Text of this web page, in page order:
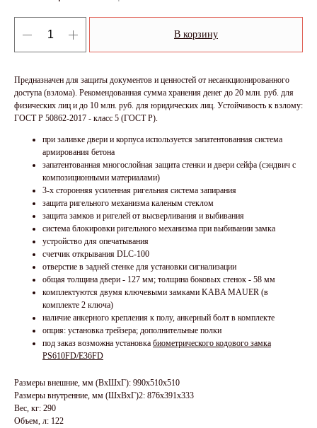
В корзину
Предназначен для защиты документов и ценностей от несанкционированного
доступа (взлома). Рекомендованная сумма хранения денег до 20 млн. руб. для
физических лиц и до 10 млн. руб. для юридических лиц. Устойчивость к взлому:
ГОСТ Р 50862-2017 - класс 5 (ГОСТ Р).
при заливке двери и корпуса используется запатентованная система
армирования бетона
запатентованная многослойная защита стенки и двери сейфа (сэндвич с
композиционными материалами)
3-х сторонняя усиленная ригельная система запирания
защита ригельного механизма каленым стеклом
защита замков и ригелей от высверливания и выбивания
система блокировки ригельного механизма при выбивании замка
устройство для опечатывания
счетчик открывания DLC-100
отверстие в задней стенке для установки сигнализации
общая толщина двери - 127 мм; толщина боковых стенок - 58 мм
комплектуются двумя ключевыми замками KABA MAUER (в
комплекте 2 ключа)
наличие анкерного крепления к полу, анкерный болт в комплекте
опция: установка трейзера; дополнительные полки
под заказ возможна установка биометрического кодового замка
PS610FD/E36FD
Размеры внешние, мм (ВхШхГ): 990x510x510
Размеры внутренние, мм (ШхВхГ)2: 876x391x333
Вес, кг: 290
Объем, л: 122